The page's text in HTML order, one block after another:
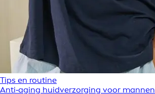
Tips en routine
Anti‑aging huidverzorging voor mannen